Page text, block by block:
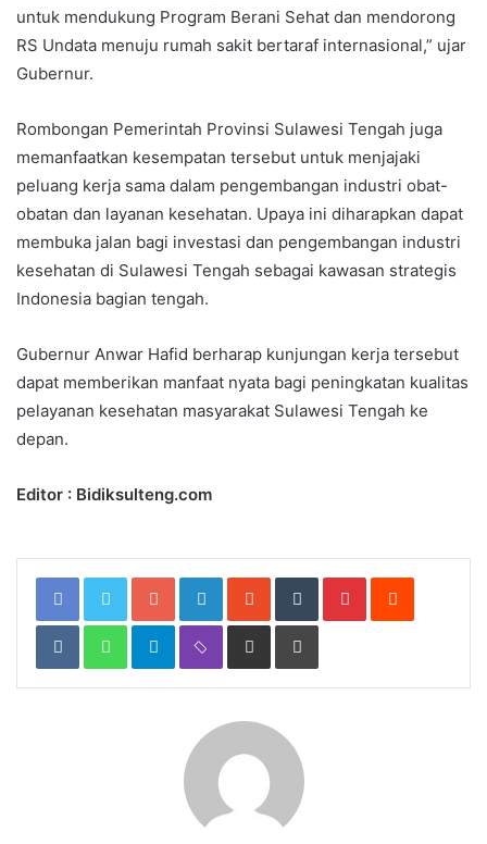
untuk mendukung Program Berani Sehat dan mendorong
RS Undata menuju rumah sakit bertaraf internasional,” ujar
Gubernur.
Rombongan Pemerintah Provinsi Sulawesi Tengah juga
memanfaatkan kesempatan tersebut untuk menjajaki
peluang kerja sama dalam pengembangan industri obat-
obatan dan layanan kesehatan. Upaya ini diharapkan dapat
membuka jalan bagi investasi dan pengembangan industri
kesehatan di Sulawesi Tengah sebagai kawasan strategis
Indonesia bagian tengah.
Gubernur Anwar Hafid berharap kunjungan kerja tersebut
dapat memberikan manfaat nyata bagi peningkatan kualitas
pelayanan kesehatan masyarakat Sulawesi Tengah ke
depan.
Editor : Bidiksulteng.com
Google+LinkedInStumbleUpon
TumblrPinterestReddit
VKontakteWhatsAppTelegramViber Share
Email
Print